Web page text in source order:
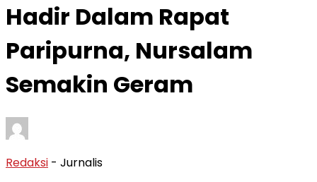
Hadir Dalam Rapat
Paripurna, Nursalam
Semakin Geram
Redaksi - Jurnalis